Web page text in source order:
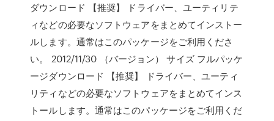
ダウンロード 【推奨】 ドライバー、ユーティリテ
ィなどの必要なソフトウェアをまとめてインストー
ルします。通常はこのパッケージをご利用くださ
い。 2012/11/30 （バージョン） サイズ フルパッケ
ージダウンロード 【推奨】 ドライバー、ユーティ
リティなどの必要なソフトウェアをまとめてインス
トールします。通常はこのパッケージをご利用くだ